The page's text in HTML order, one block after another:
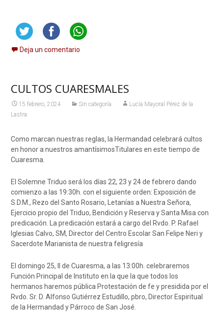
Deja un comentario
CULTOS CUARESMALES
15 febrero, 2024 Sin categoría
Lucía Mayoral Pérez de la
Lastra
Como marcan nuestras reglas, la Hermandad celebrará cultos
en honor a nuestros amantísimosTitulares en este tiempo de
Cuaresma.
El Solemne Triduo será los días 22, 23 y 24 de febrero dando
comienzo a las 19:30h. con el siguiente orden: Exposición de
S.D.M., Rezo del Santo Rosario, Letanías a Nuestra Señora,
Ejercicio propio del Triduo, Bendición y Reserva y Santa Misa con
predicación. La predicación estará a cargo del Rvdo. P. Rafael
Iglesias Calvo, SM, Director del Centro Escolar San Felipe Neri y
Sacerdote Marianista de nuestra feligresía
El domingo 25, II de Cuaresma, a las 13:00h. celebraremos
Función Principal de Instituto en la que la que todos los
hermanos haremos pública Protestación de fe y presidida por el
Rvdo. Sr. D. Alfonso Gutiérrez Estudillo, pbro, Director Espiritual
de la Hermandad y Párroco de San José.